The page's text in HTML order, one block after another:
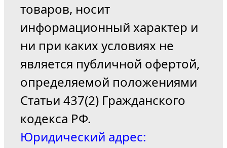
товаров, носит
информационный характер и
ни при каких условиях не
является публичной офертой,
определяемой положениями
Статьи 437(2) Гражданского
кодекса РФ.
Юридический адрес: